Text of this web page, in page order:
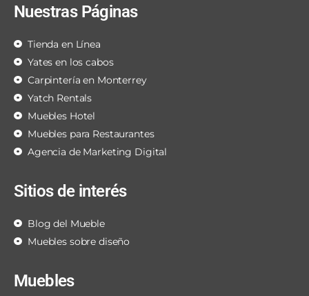
Nuestras Páginas
Tienda en Línea
Yates en los cabos
Carpintería en Monterrey
Yatch Rentals
Muebles Hotel
Muebles para Restaurantes
Agencia de Marketing Digital
Sitios de interés
Blog del Mueble
Muebles sobre diseño
Muebles